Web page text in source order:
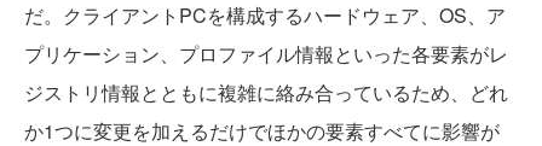
だ。クライアントPCを構成するハードウェア、OS、ア
プリケーション、プロファイル情報といった各要素がレ
ジストリ情報とともに複雑に絡み合っているため、どれ
か1つに変更を加えるだけでほかの要素すべてに影響が